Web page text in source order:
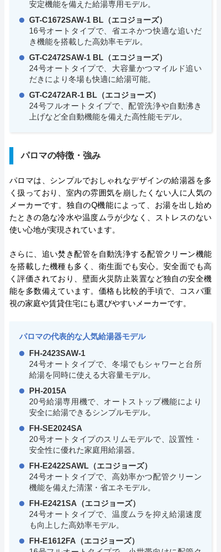
安定機能を備えた給湯専用モデル。
GT-C1672SAW-1 BL（エコジョーズ）
16号オートタイプで、省エネかつ快適な追いだ
き機能を搭載した高効率モデル。
GT-C2472SAW-1 BL（エコジョーズ）
24号オートタイプで、大容量かつマイルド追い
だきにより冬場も快適に給湯可能。
GT-C2472AR-1 BL（エコジョーズ）
24号フルオートタイプで、配管洗浄や自動沸き
上げなど全自動機能を備えた高性能モデル。
パロマの特徴・強み
パロマは、シンプルでおしゃれなデザインの給湯器を多
く扱っており、室内の雰囲気を崩したくない人に人気の
メーカーです。独自のQ機能によって、お湯を出し始め
たときの急な冷水や温度ムラが少なく、ストレスのない
使い心地が実現されています。
さらに、追い焚き配管を自動洗浄する配管クリーン機能
を搭載した機種も多く、衛生面でも安心。安全面でも高
く評価されており、壁面火災防止装置など独自の安全機
能を多数備えています。価格も比較的手頃で、コスパ重
視の家庭や賃貸住宅にも選びやすいメーカーです。
パロマの代表的な人気給湯器モデル
FH-2423SAW-1
24号オートタイプで、冬場でもシャワーと台所
給湯を同時に使える大容量モデル。
PH-2015A
20号給湯専用機で、オートストップ機能により
安全に給湯できるシンプルモデル。
FH-SE2024SA
20号オートタイプのスリムモデルで、設置性・
安全性に優れた家庭用給湯器。
FH-E2422SAWL（エコジョーズ）
24号オートタイプで、高効率かつ配管クリーン
機能を備えた清潔・省エネモデル。
FH-E2421SA（エコジョーズ）
24号オートタイプで、温度ムラを抑え給湯速度
も向上した高効率モデル。
FH-E1612FA（エコジョーズ）